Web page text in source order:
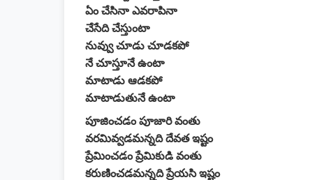
ఏం చేసినా ఎవరాపినా
చేసేది చేస్తుంటా
నువ్వు చూడు చూడకపో
నే చూస్తూనే ఉంటా
మాటాడు ఆడకపో
మాటాడుతునే ఉంటా
పూజించడం పూజారి వంతు
వరమివ్వడమన్నది దేవత ఇష్టం
ప్రేమించడం ప్రేమికుడి వంతు
కరుణించడమన్నది ప్రేయసి ఇష్టం